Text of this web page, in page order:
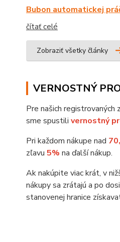
Bubon automatickej
čítať celé
Zobraziť všetky články
VERNOSTNÝ
Pre našich registrovaných
sme spustili vernostný
Pri každom nákupe nad
zľavu 5% na ďalší nákup.
Ak nakúpite viac krát, v
nákupy sa zrátajú a po
stanovenej hranice